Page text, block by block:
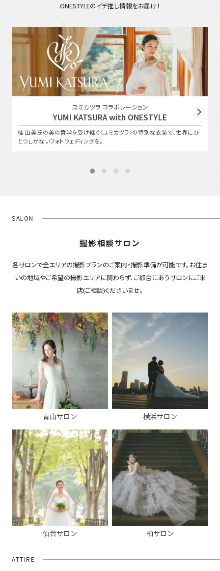
ONESTYLEのイチ推し情報をお届け！
ユミカツラ コラボレーション
YUMI KATSURA with ONESTYLE
桂 由美氏の美の哲学を受け継ぐ〈ユミカツラ〉の特別な衣装で、世界にひ
とつしかないフォトウェディングを。
SALON
撮影相談サロン
各サロンで全エリアの撮影プランのご案内・撮影準備が可能です。お住ま
いの地域やご希望の撮影エリアに関わらず、ご都合にあうサロンにご来
店(ご相談)くださいませ。
青山サロン 横浜サロン
仙台サロン 柏サロン
ATTIRE